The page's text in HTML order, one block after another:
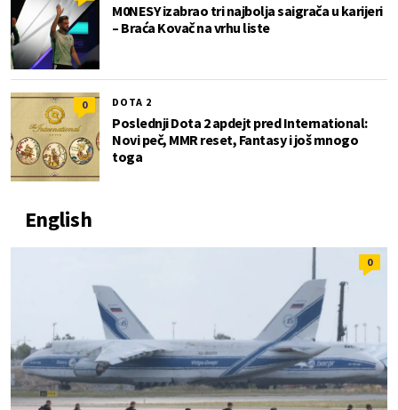
M0NESY izabrao tri najbolja saigrača u karijeri
– Braća Kovač na vrhu liste
0 DOTA 2
Poslednji Dota 2 apdejt pred International:
Novi peč, MMR reset, Fantasy i još mnogo
toga
English
0